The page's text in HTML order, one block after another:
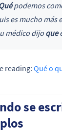
podemos
es mucho más
médico dijo que
reading: Qué o
se